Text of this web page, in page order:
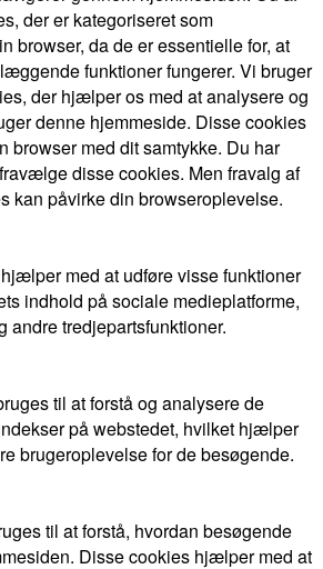
der er kategoriseret som
browser, da de er essentielle for, at
funktioner fungerer. Vi bruger
der hjælper os med at analysere og
denne hjemmeside. Disse cookies
browser med dit samtykke. Du har
disse cookies. Men fravalg af
kan påvirke din browseroplevelse.
med at udføre visse funktioner
indhold på sociale medieplatforme,
andre tredjepartsfunktioner.
til at forstå og analysere de
på webstedet, hvilket hjælper
brugeroplevelse for de besøgende.
til at forstå, hvordan besøgende
Disse cookies hjælper med at